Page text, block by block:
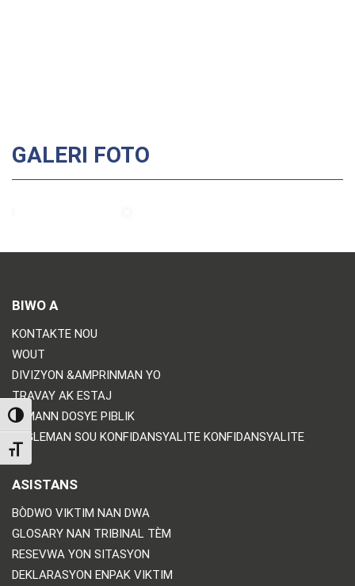
TOGGLE HIGH CONTRAST
TOGGLE FONT SIZE
GALERI FOTO
BIWO A
KONTAKTE NOU
WOUT
DIVIZYON &AMPRINMAN YO
TRAVAY AK ESTAJ
DEMANN DOSYE PIBLIK
RÈGLEMAN SOU KONFIDANSYALITE KONFIDANSYALITE
ASISTANS
BÒDWO VIKTIM NAN DWA
GLOSARY NAN TRIBINAL TÈM
RESEVWA YON SITASYON
DEKLARASYON ENPAK VIKTIM